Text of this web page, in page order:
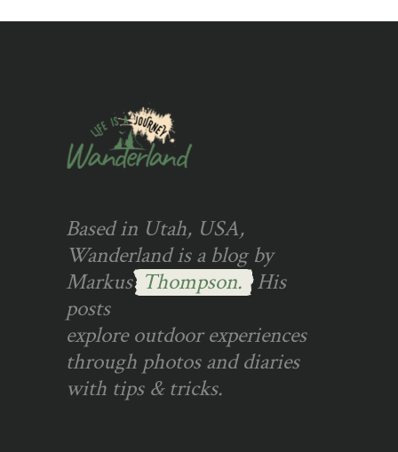
Based in Utah, USA,
Wanderland is a blog by
Markus Thompson. His
posts
explore outdoor experiences
through photos and diaries
with tips & tricks.